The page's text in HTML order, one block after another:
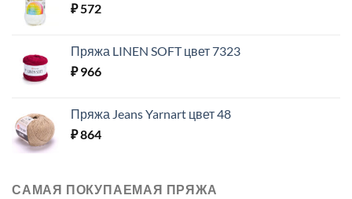
₽572
Пряжа LINEN SOFT цвет 7323
₽966
Пряжа Jeans Yarnart цвет 48
₽864
САМАЯ ПОКУПАЕМАЯ ПРЯЖА